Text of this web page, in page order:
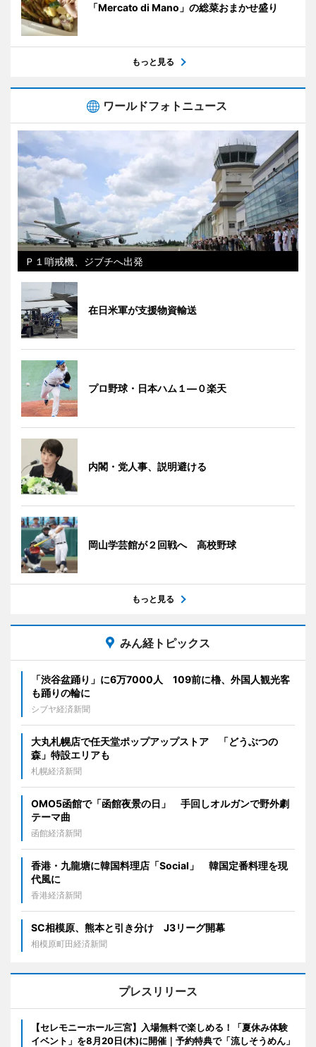
「Mercato di Mano」の総菜おまかせ盛り
もっと見る
ワールドフォトニュース
Ｐ１哨戒機、ジブチへ出発
在日米軍が支援物資輸送
プロ野球・日本ハム１―０楽天
内閣・党人事、説明避ける
岡山学芸館が２回戦へ 高校野球
もっと見る
みん経トピックス
「渋谷盆踊り」に6万7000人 109前に櫓、外国人観光客
も踊りの輪に
シブヤ経済新聞
大丸札幌店で任天堂ポップアップストア 「どうぶつの
森」特設エリアも
札幌経済新聞
OMO5函館で「函館夜景の日」 手回しオルガンで野外劇
テーマ曲
函館経済新聞
香港・九龍塘に韓国料理店「Social」 韓国定番料理を現
代風に
香港経済新聞
SC相模原、熊本と引き分け J3リーグ開幕
相模原町田経済新聞
プレスリリース
【セレモニーホール三宮】入場無料で楽しめる！「夏休み体験
イベント」を8月20日(木)に開催｜予約特典で「流しそうめん」